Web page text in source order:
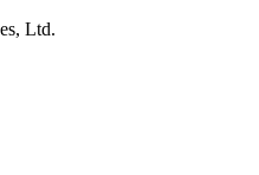
Ltd.